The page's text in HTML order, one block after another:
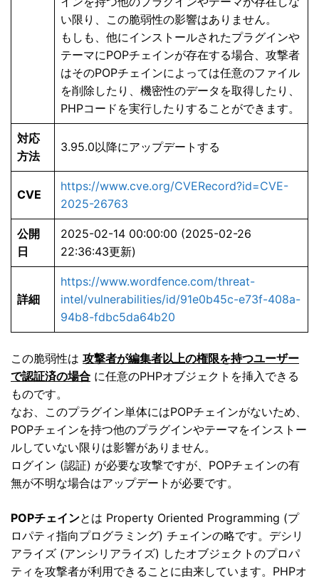
い限り、この脆弱性の影響はありません。
もしも、他にインストールされたプラグインや
テーマにPOPチェインが存在する場合、攻撃者
はそのPOPチェインによっては任意のファイル
を削除したり、機密性のデータを取得したり、
PHPコードを実行したりすることができます。
対応
方法
3.95.0以降にアップデートする
CVE
https://www.cve.org/CVERecord?id=CVE-
2025-26763
公開
日
2025-02-14 00:00:00 (2025-02-26
22:36:43更新)
詳細
https://www.wordfence.com/threat-
intel/vulnerabilities/id/91e0b45c-e73f-408a-
94b8-fdbc5da64b20
この脆弱性は 攻撃者が編集者以上の権限を持つユーザー
で認証済の場合 に任意のPHPオブジェクトを挿入できる
ものです。
なお、このプラグイン単体にはPOPチェインがないため、
POPチェインを持つ他のプラグインやテーマをインストー
ルしていない限りは影響がありません。
ログイン (認証) が必要な攻撃ですが、POPチェインの有
無が不明な場合はアップデートが必要です。
POPチェインとは Property Oriented Programming (プ
ロパティ指向プログラミング) チェインの略です。デシリ
アライズ (アンシリアライズ) したオブジェクトのプロパ
ティを攻撃者が利用できることに由来しています。PHPオ